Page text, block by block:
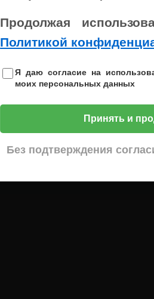
Продолжая
Политикой
Я даю согласие на
моих персональных данных
Принять и
Без подтверждения